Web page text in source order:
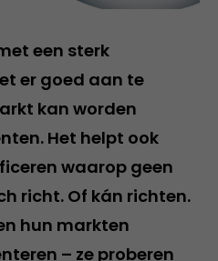
een sterk
er goed aan te
kan worden
Het helpt ook
waarop geen
richt. Of kán richten.
hun markten
– ze proberen